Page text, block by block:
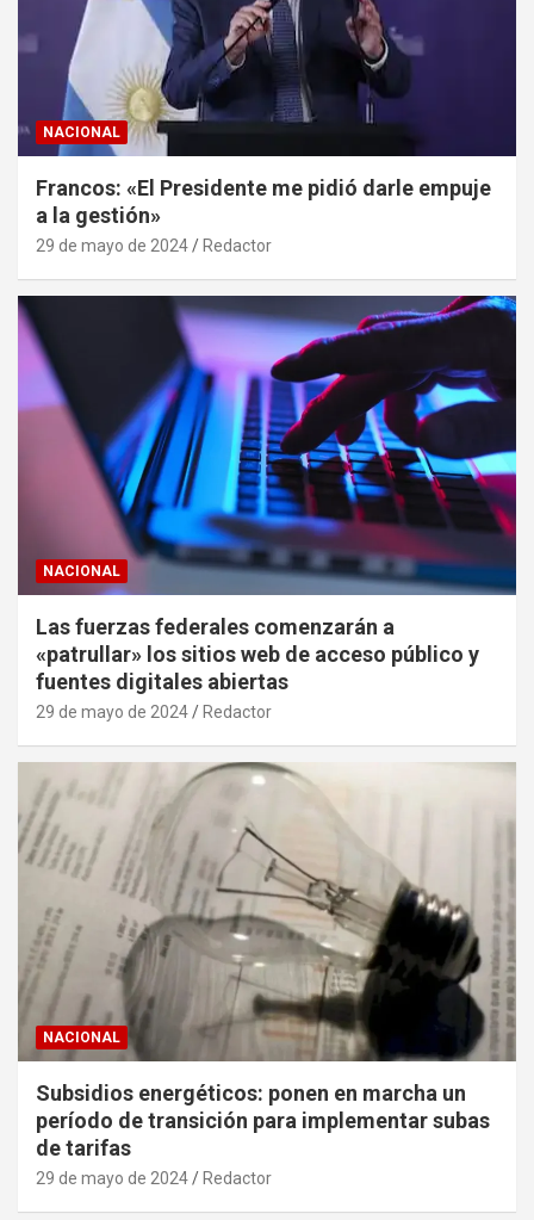
NACIONAL
Francos: «El Presidente me pidió darle empuje
a la gestión»
29 de mayo de 2024 Redactor
NACIONAL
Las fuerzas federales comenzarán a
«patrullar» los sitios web de acceso público y
fuentes digitales abiertas
29 de mayo de 2024 Redactor
NACIONAL
Subsidios energéticos: ponen en marcha un
período de transición para implementar subas
de tarifas
29 de mayo de 2024 Redactor